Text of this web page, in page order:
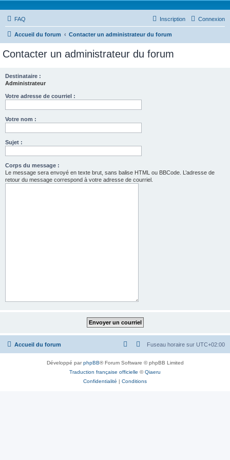
FAQ Connexion
Inscription
Accueil du forum Contacter un administrateur du forum
Contacter un administrateur du forum
Destinataire :
Administrateur
Votre adresse de courriel :
Votre nom :
Sujet :
Corps du message :
Le message sera envoyé en texte brut, sans balise HTML ou BBCode. L’adresse de
retour du message correspond à votre adresse de courriel.
Accueil du forum Fuseau horaire sur UTC+02:00
Développé parphpBB® Forum Software © phpBB Limited
Traduction française officielle ©Qiaeru
Confidentialité | Conditions